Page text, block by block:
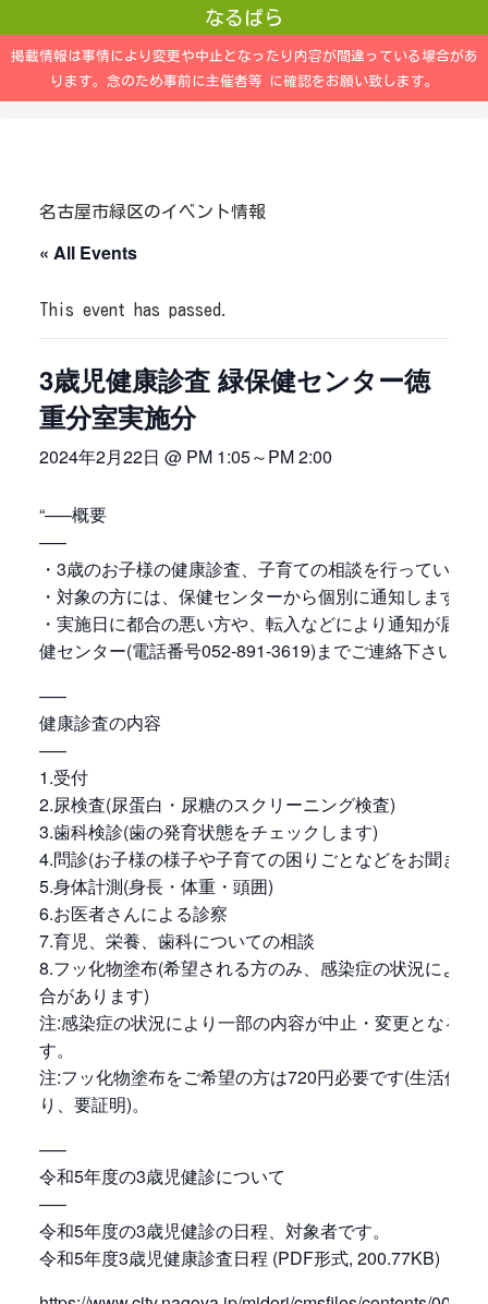
なるぱら
掲載情報は事情により変更や中止となったり内容が間違っている場合があ
ります。念のため事前に主催者等 に確認をお願い致します。
名古屋市緑区のイベント情報
« All Events
This event has passed.
3歳児健康診査 緑保健センター徳
重分室実施分
2024年2月22日 @ PM 1:05～PM 2:00
“—–概要
—–
・3歳のお子様の健康診査、子育ての相談を行っていま
・対象の方には、保健センターから個別に通知します。
・実施日に都合の悪い方や、転入などにより通知が届か
健センター(電話番号052-891-3619)までご連絡下さい。
—–
健康診査の内容
—–
1.受付
2.尿検査(尿蛋白・尿糖のスクリーニング検査)
3.歯科検診(歯の発育状態をチェックします)
4.問診(お子様の様子や子育ての困りごとなどをお聞きし
5.身体計測(身長・体重・頭囲)
6.お医者さんによる診察
7.育児、栄養、歯科についての相談
8.フッ化物塗布(希望される方のみ、感染症の状況により
合があります)
注:感染症の状況により一部の内容が中止・変更となる場
す。
注:フッ化物塗布をご希望の方は720円必要です(生活保護
り、要証明)。
—–
令和5年度の3歳児健診について
—–
令和5年度の3歳児健診の日程、対象者です。
令和5年度3歳児健康診査日程 (PDF形式, 200.77KB)